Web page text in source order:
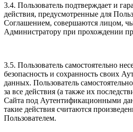
3.4. Пользователь подтверждает и
действия, предусмотренные для
Соглашением, совершаются лицом,
Администратору при прохождении
3.5. Пользователь самостоятельно
безопасность и сохранность своих
данных. Пользователь
за все действия (а также их
Сайта под Аутентификационными
такие действия считаются
Пользователем.